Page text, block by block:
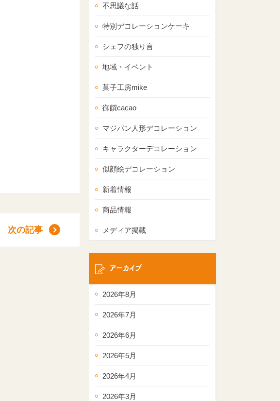
次の記事
不思議な話
特別デコレーションケーキ
シェフの独り言
地域・イベント
菓子工房mike
御饌cacao
マジパン人形デコレーション
キャラクターデコレーション
似顔絵デコレーション
新着情報
商品情報
メディア掲載
アーカイブ
2026年8月
2026年7月
2026年6月
2026年5月
2026年4月
2026年3月